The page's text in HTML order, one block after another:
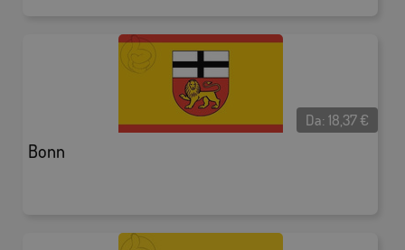
Bonn
Da:18,37€